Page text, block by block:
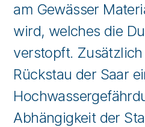
am Gewässer
wird, welches die
verstopft.
Rückstau der Saar
Abhängigkeit der